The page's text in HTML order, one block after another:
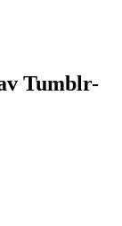
Tumblr-